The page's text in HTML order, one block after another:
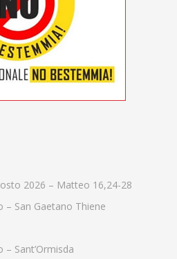
2026 – Matteo 16,24-28
– San Gaetano Thiene
Sant’Ormisda